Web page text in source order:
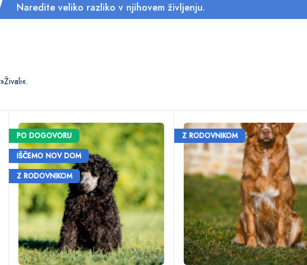
Naredite veliko razliko v njihovem življenju.
PO DOGOVORU
IŠČEMO NOV DOM
Z RODOVNIKOM
Z RODOVNIKOM